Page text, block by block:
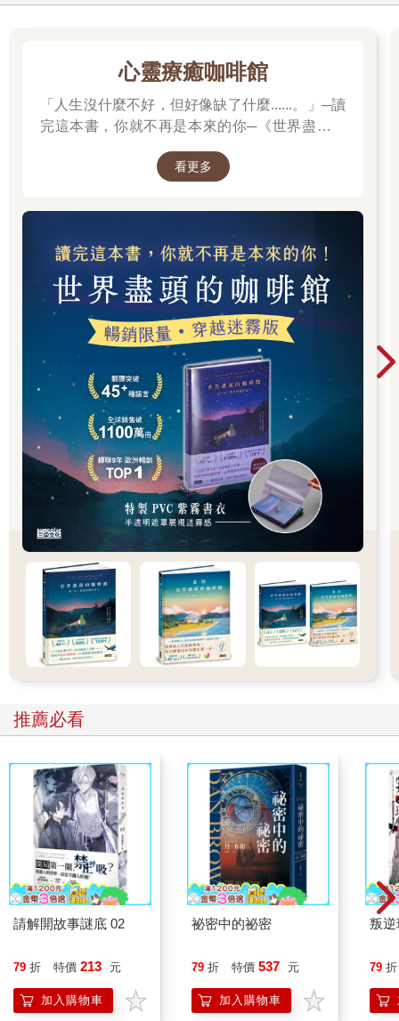
大興土木的沙彌學院工程，怪手在挖地基。每天早上六點三十
的機械聲。
走路微跛的他，我問：「怎麼了？」葉師姐說，有一次在巡視工
程時跌倒，腳趾骨裂。石膏拆下後，仍有後遺症。「怎麼不根
治？」師父一笑，笑容是無奈。尼泊爾的事情不斷，他無法專心
菩薩沙彌學院原本設定只招收十歲以上的孩子。兩年前，五歲的
他，沒有媽媽，爸爸也離開，要活下來就必須在這個陌生環境自
立自強。怯生生的宗全，學習如何穿僧衣與繫鞋帶、洗自己的衣
服，有時等吃飯還打盹。漸漸地，他習慣這個「家」，也終於笑
了，會去敲老師的房門讓老師抱抱。
小宗全跟老師說，他不喜歡上課，只喜歡坐在老師的辦公室。尼
泊爾有一百二十三種語言，就算都是尼泊爾人，老師也是費很大
勁才了解小宗全說的話。
該怎麼教五歲的孩子規矩？有一天，小宗全違規三次，被學長處
罰不能吃午飯，被帶到光師父那裡。沒想到，師父一句話也沒
說，就將自己的食物餵給宗全。
愛，沒有一定的樣子。
接著，更小的宗濟也來了。龍眼般的大眼，慧黠得像黑夜獨留的
星星，讓人忍不住想掐一下他的臉頰。這年齡應該是換上幼兒園
圍兜，但他沒有。住在山區的他，父親亡故，母親四肢殘障弱
智，小小年紀只能行乞度日。貧瘠的尼泊爾山區，不乏這樣的孩
沙彌學院這樣的小小孩已有十多位，因為日常生活不能自理，老
師多了很多辛苦，住宿空間也不夠。大家阻止師父，不能再收人
了，等建好第二棟樓再說。
光師父含淚哽咽：「他都已經在受苦流浪了，可以等嗎？」
日常，五點起床，跟公雞一起叫醒太陽。光師父要求每位沙彌都
要輪流司不同的法器，背熟課誦的經文。進入學院三個月，五歲
的宗全到七歲的宗澈、宗和，經過薰陶，雖然還跟不上早課的
《普門品》和晚課的《金剛經》，但是相較於剛從村莊來的樣
子，也有了莊嚴。
學院的地板有些髒，五歲的小沙彌還主動拿起比他高一倍的拖
把，要幫忙淸潔。大人們到千年古寺淸洗佛塔，小沙彌也跟著
他們會淸洗自己的衣服，也會拿起針線縫補，甚至能到廚房磨豆
漿、做壽司與泡菜。蘿蔔收成季節時，他們會曬成蘿蔔乾。
孩子們慢慢地改變，就像蓬生於麻中，不扶而直。即便是野草，
光師父對社會底層的人特別有感。沒有坎坷過，很難理解光師
父，這是「一個醫生的緣滅，一個和尙的緣起」。他帶領一群人
在異地發此大願。有人堅持，有人放棄，很多時候是停滯不前。
心靈療癒咖啡館
「人生沒什麼不好，但好像缺了什麼......。」─讀
完這本書，你就不再是本來的你─《世界盡頭的
看更多
推薦必看
請解開故事謎底 02
79 折 特價 213 元
加入購物車
祕密中的祕密
79 折 特價 537 元
加入購物車
叛逆
79 折